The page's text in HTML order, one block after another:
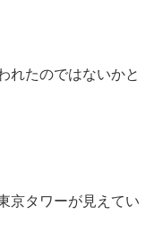
れたのではないかと
京タワーが見えてい